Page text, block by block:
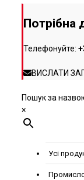
Потрібна
Телефонуйте:
ВИСЛАТИ
Пошук за
×
Усі